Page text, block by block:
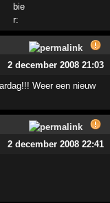
2 december 2008 21:03
Weer een nieuw
2 december 2008 22:41